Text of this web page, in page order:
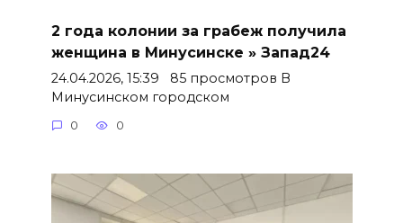
2 года колонии за грабеж получила
женщина в Минусинске » Запад24
24.04.2026, 15:39 85 просмотров В
Минусинском городском
0 0